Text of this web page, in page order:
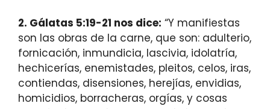
2. Gálatas 5:19-21 nos dice: “Y manifiestas
son las obras de la carne, que son: adulterio,
fornicación, inmundicia, lascivia, idolatría,
hechicerías, enemistades, pleitos, celos, iras,
contiendas, disensiones, herejías, envidias,
homicidios, borracheras, orgías, y cosas